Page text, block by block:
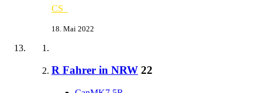
CS_
18. Mai 2022
R Fahrer in NRW 22